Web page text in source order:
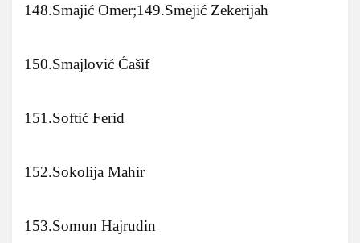
148.Smajić Omer;149.Smejić Zekerijah
150.Smajlović Ćašif
151.Softić Ferid
152.Sokolija Mahir
153.Somun Hajrudin